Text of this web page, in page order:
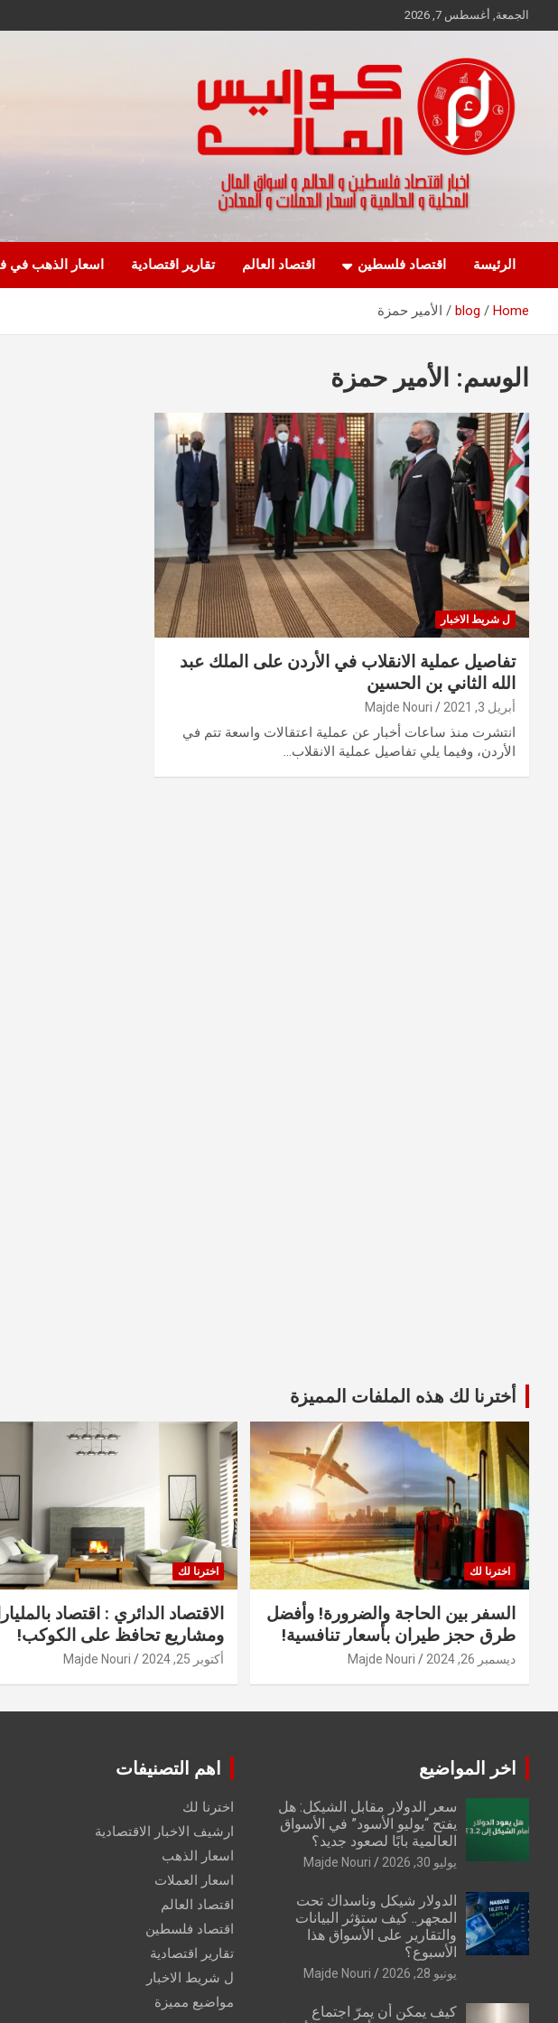
to
الجمعة, أغسطس 7, 2026
كواليس المال
الرئيسة اقتصاد فلسطين اقتصاد العالم تقارير اقتصادية اسعار الذهب في
Home
blog الأمير حمزة
الوسم: الأمير حمزة
ل شريط الاخبار
تفاصيل عملية الانقلاب في الأردن على الملك عبد
الله الثاني بن الحسين
أبريل 3, 2021 Majde Nouri
انتشرت منذ ساعات أخبار عن عملية اعتقالات واسعة تتم في
الأردن، وفيما يلي تفاصيل عملية الانقلاب…
أخترنا لك هذه الملفات المميزة
اخترنا لك
السفر بين الحاجة والضرورة! وأفضل
طرق حجز طيران بأسعار تنافسية!
ديسمبر 26, 2024 Majde Nouri
اخترنا لك
الاقتصاد الدائري : اقتصاد
ومشاريع تحافظ على الكوكب!
أكتوبر 25, 2024 Majde Nouri
اخر المواضيع
سعر الدولار مقابل الشيكل: هل
يفتح “يوليو الأسود” في الأسواق
العالمية بابًا لصعود جديد؟
يوليو 30, 2026 Majde Nouri
الدولار شيكل وناسداك تحت
المجهر.. كيف ستؤثر البيانات
والتقارير على الأسواق هذا
الأسبوع؟
يونيو 28, 2026 Majde Nouri
كيف يمكن أن يمرّ اجتماع
اهم التصنيفات
اخترنا لك
ارشيف الاخبار الاقتصادية
اسعار الذهب
اسعار العملات
اقتصاد العالم
اقتصاد فلسطين
تقارير اقتصادية
ل شريط الاخبار
مواضيع مميزة